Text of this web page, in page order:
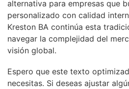
alternativa para empresas que
personalizado con calidad
Kreston BA continúa esta
navegar la complejidad del
visión global.
Espero que este texto
necesitas. Si deseas ajustar